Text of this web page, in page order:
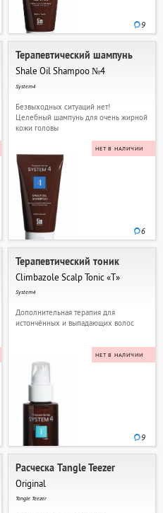
9
Терапевтический шампунь
Shale Oil Shampoo №4
System4
НЕТ В НАЛИЧИИ
Безвыходных ситуаций нет!
Целебный шампунь для очень жирной
кожи головы
6
Терапевтический тоник
Climbazole Scalp Tonic «T»
System4
НЕТ В НАЛИЧИИ
Дополнительная терапия для
истончённых и выпадающих волос
9
Расческа Tangle Teezer
Original
Tangle Teezer